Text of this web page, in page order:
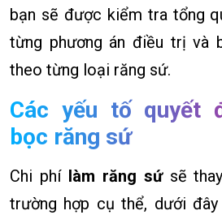
bạn sẽ được kiểm tra tổng
từng phương án điều trị và
theo từng loại răng sứ.
Các yếu tố quyết
bọc răng sứ
Chi phí làm răng sứsẽ
trường hợp cụ thể, dưới